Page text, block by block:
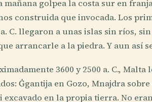
mañana golpea la costa sur en
construida que invocada. Los
C. llegaron a unas islas sin ríos,
arrancarle a la piedra. Y aun así
3600 y 2500 a. C.,
Ġgantija en Gozo, Mnajdra
excavado en la propia tierra. No